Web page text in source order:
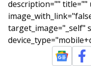
description="" title=""
target_image="_self"